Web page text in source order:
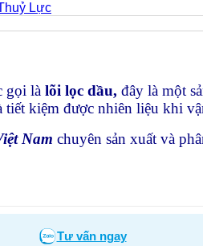
Lực
gọi là lõi lọc dầu, đây là một
tiết kiệm được nhiên liệu khi
Nam chuyên sản xuất và
Tư vấn ngay